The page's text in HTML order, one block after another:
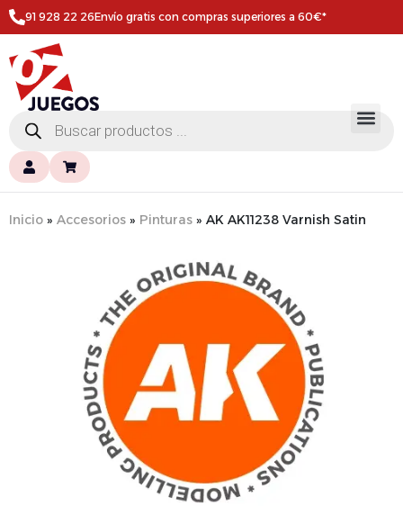
91 928 22 26Envío gratis con compras superiores a 60€*
Inicio » Accesorios » Pinturas » AK AK11238 Varnish Satin